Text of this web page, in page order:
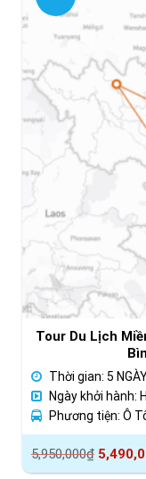
3,750,000₫.
Tour Du Lịch
Thời gian: 5
Ngày khởi hành:
Phương tiện: Ô
5,950,000₫
Giá
Giá